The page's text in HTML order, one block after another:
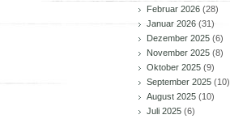
Februar 2026 (28)
Januar 2026 (31)
Dezember 2025 (6)
November 2025 (8)
Oktober 2025 (9)
September 2025 (10)
August 2025 (10)
Juli 2025 (6)